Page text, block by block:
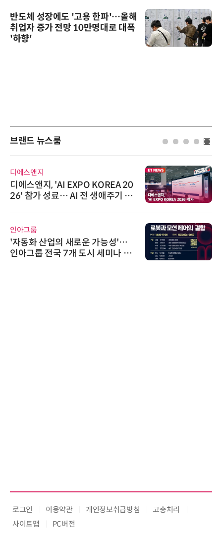
반도체 성장에도 '고용 한파'…올해
취업자 증가 전망 10만명대로 대폭
'하향'
브랜드 뉴스룸
디에스앤지
디에스앤지, 'AI EXPO KOREA 20
26' 참가 성료… AI 전 생애주기 아
인아그룹
'자동화 산업의 새로운 가능성'…
인아그룹 전국 7개 도시 세미나 페
로그인 이용약관 개인정보취급방침
고충처리
사이트맵
PC버전